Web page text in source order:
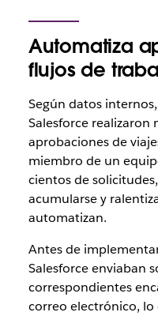
Automatiza
flujos de
Según datos
Salesforce realizaron
aprobaciones de
miembro de un
cientos de
acumularse y
automatizan.
Antes de
Salesforce enviaban
correspondientes
correo electrónico,